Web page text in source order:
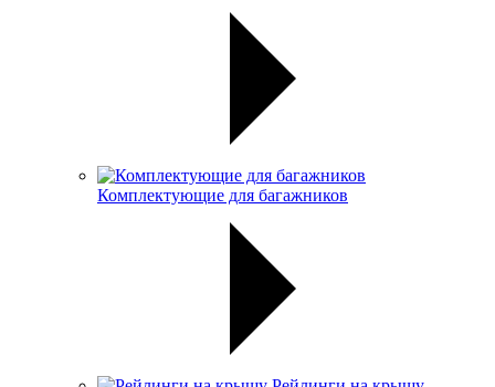
Комплектующие для багажников